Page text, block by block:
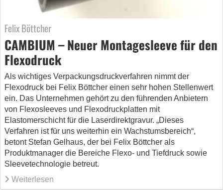
Felix Böttcher
CAMBIUM – Neuer Montagesleeve für den
Flexodruck
Als wichtiges Verpackungsdruckverfahren nimmt der
Flexodruck bei Felix Böttcher einen sehr hohen Stellenwert
ein. Das Unternehmen gehört zu den führenden Anbietern
von Flexosleeves und Flexodruckplatten mit
Elastomerschicht für die Laserdirektgravur. „Dieses
Verfahren ist für uns weiterhin ein Wachstumsbereich“,
betont Stefan Gelhaus, der bei Felix Böttcher als
Produktmanager die Bereiche Flexo- und Tiefdruck sowie
Sleevetechnologie betreut.
Weiterlesen